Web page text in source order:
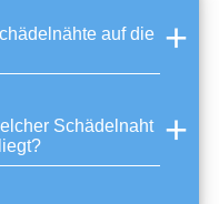
auf die
Schädelnaht